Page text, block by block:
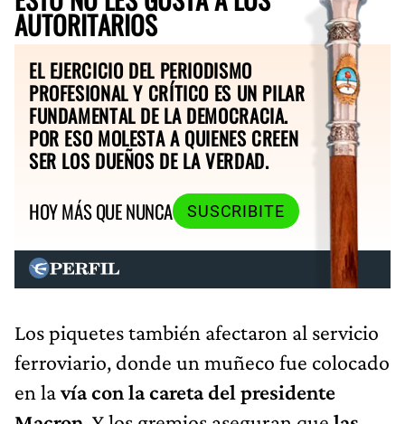
AUTORITARIOS
EL EJERCICIO DEL PERIODISMO
PROFESIONAL Y CRÍTICO ES UN PILAR
FUNDAMENTAL DE LA DEMOCRACIA.
POR ESO MOLESTA A QUIENES CREEN
SER LOS DUEÑOS DE LA VERDAD.
HOY MÁS QUE NUNCA
SUSCRIBITE
Los piquetes también afectaron al servicio
ferroviario, donde un muñeco fue colocado
en lavía con la careta del presidente